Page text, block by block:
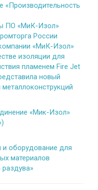
«Производительность
ПО «МиК-Изол»
России
«МиК-Изол»
изоляции для
пламенем Fire Jet
новый
«Мик-Изол»
и оборудование для
материалов